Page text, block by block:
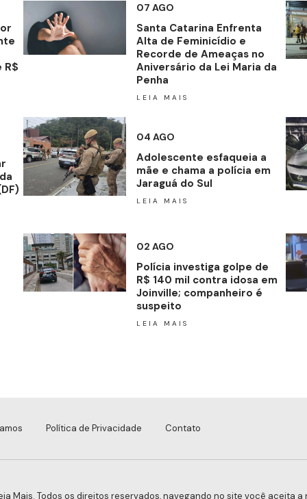
R$
07 AGO
Santa Catarina Enfrenta
Alta de Feminicídio e
Recorde de Ameaças no
Aniversário da Lei Maria da
Penha
LEIA MAIS
04 AGO
Adolescente esfaqueia a
mãe e chama a polícia em
Jaraguá do Sul
LEIA MAIS
02 AGO
Polícia investiga golpe de
R$ 140 mil contra idosa em
Joinville; companheiro é
suspeito
LEIA MAIS
Política de Privacidade Contato
Mais. Todos os direitos reservados, navegando no site você aceita